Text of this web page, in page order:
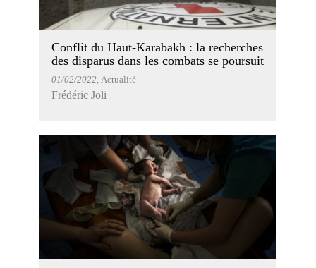
Conflit du Haut-Karabakh : la recherches
des disparus dans les combats se poursuit
01/02/2022 , Actualité
Frédéric Joli